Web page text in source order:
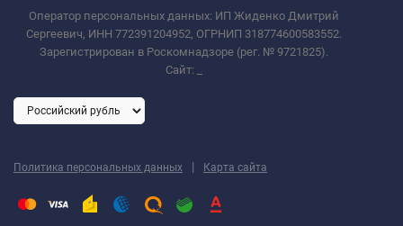
Оператор персональных данных: ИП Жиденко Дмитрий
Сергеевич, ИНН 772391204952, ОГРНИП 318774600583552.
Зарегистрирован в Роскомнадзоре (рег. № 9721825).
Сайт:
Политика персональных данных | Карта сайта